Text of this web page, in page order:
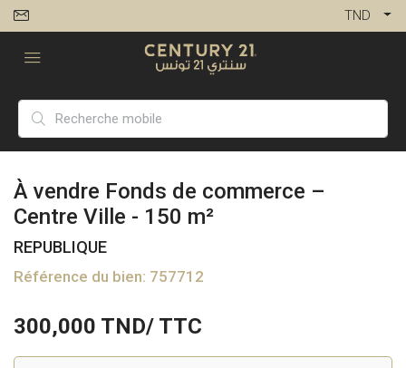
TND
À vendre Fonds de commerce –
Centre Ville - 150 m²
REPUBLIQUE
Référence du bien: 757712
300,000 TND/ TTC